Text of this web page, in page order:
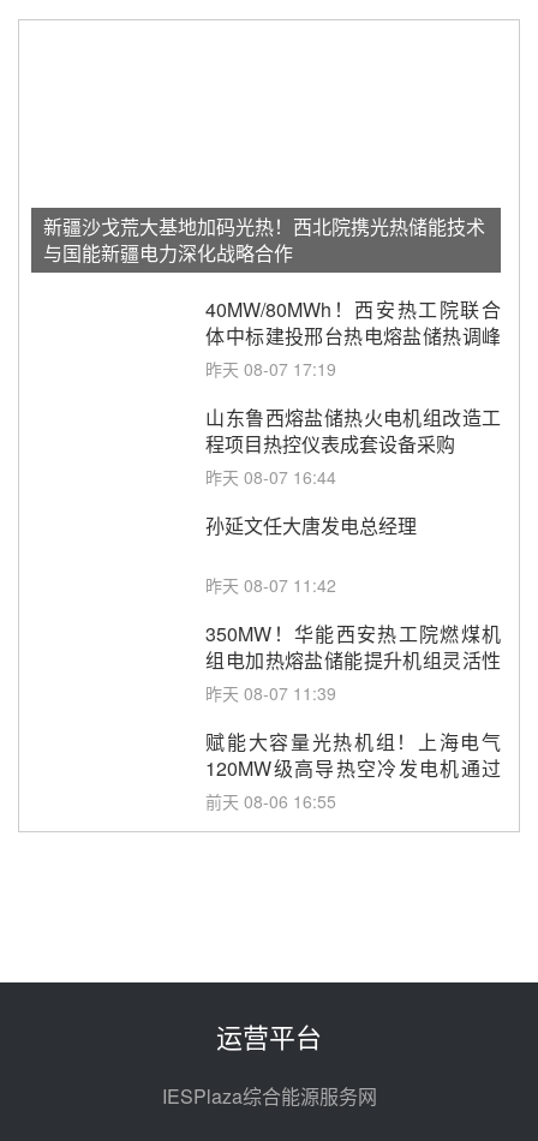
新疆沙戈荒大基地加码光热！西北院携光热储能技术
与国能新疆电力深化战略合作
40MW/80MWh！西安热工院联合
体中标建投邢台热电熔盐储热调峰
调频改造EPC项目
昨天 08-07 17:19
山东鲁西熔盐储热火电机组改造工
程项目热控仪表成套设备采购
昨天 08-07 16:44
孙延文任大唐发电总经理
昨天 08-07 11:42
350MW！华能西安热工院燃煤机
组电加热熔盐储能提升机组灵活性
改造项目初步设计第三方评审服务
昨天 08-07 11:39
赋能大容量光热机组！上海电气
120MW级高导热空冷发电机通过
型式试验
前天 08-06 16:55
100MW光工程性能试验采购
光热示范电站二列蒸汽发生器设备
运营平台
IESPlaza综合能源服务网